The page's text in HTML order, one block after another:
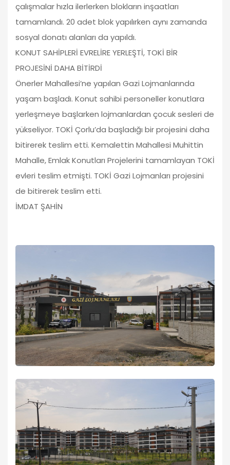
çalışmalar hızla ilerlerken blokların inşaatları
tamamlandı. 20 adet blok yapılırken aynı zamanda
sosyal donatı alanları da yapıldı.
KONUT SAHİPLERİ EVRELİRE YERLEŞTİ, TOKİ BİR
PROJESİNİ DAHA BİTİRDİ
Önerler Mahallesi’ne yapılan Gazi Lojmanlarında
yaşam başladı. Konut sahibi personeller konutlara
yerleşmeye başlarken lojmanlardan çocuk sesleri de
yükseliyor. TOKİ Çorlu’da başladığı bir projesini daha
bitirerek teslim etti. Kemalettin Mahallesi Muhittin
Mahalle, Emlak Konutları Projelerini tamamlayan TOKİ
evleri teslim etmişti. TOKİ Gazi Lojmanları projesini
de bitirerek teslim etti.
İMDAT ŞAHİN